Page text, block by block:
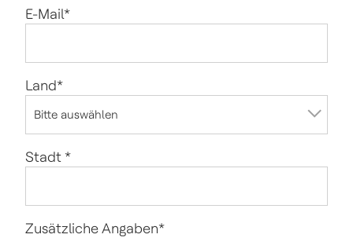
E-Mail*
Land*
Stadt*
Zusätzliche Angaben*